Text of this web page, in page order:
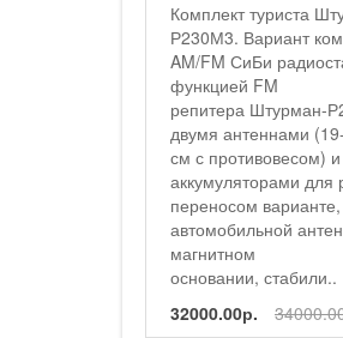
Штурман-230М3
автокомплект,
с 19-см и 42-см
съёмным
устройством от
универсальным
автомобильным
эффективной
комплектации
Штурман-230М3